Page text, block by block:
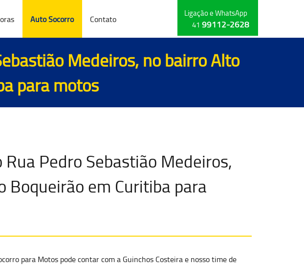
Auto Socorro Contato
Ligação e WhatsApp
41 99112-2628
Medeiros, no bairro Alto
paramotos
Rua Pedro Sebastião Medeiros,
Boqueirão em Curitiba para
para Motos pode contar com a Guinchos Costeira e nosso time de